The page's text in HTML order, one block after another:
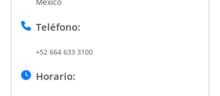
Teléfono:
+52 664 633 3100
Horario: